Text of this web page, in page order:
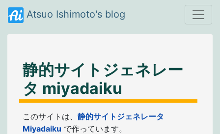
Atsuo Ishimoto's blog
静的サイトジェネレー
タ miyadaiku
このサイトは、 静的サイトジェネレータ
Miyadaiku で作っています。